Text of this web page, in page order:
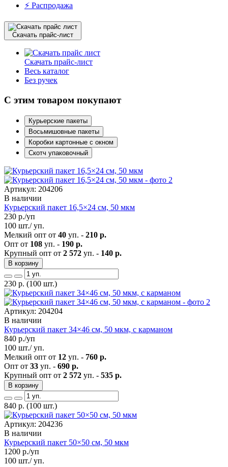
⚡️ Распродажа
Скачать прайс-лист
Скачать прайс-лист
Весь каталог
Без ручек
С этим товаром покупают
Курьерские пакеты
Восьмишовные пакеты
Коробки картонные с окном
Скотч упаковочный
Артикул: 204206
В наличии
Курьерский пакет 16,5×24 см, 50 мкм
230 р./уп
100 шт./ уп.
Мелкий опт от 40 уп. - 210 р.
Опт от 108 уп. - 190 р.
Крупный опт от 2 572 уп. - 140 р.
В корзину
230 р. (100 шт.)
Артикул: 204204
В наличии
Курьерский пакет 34×46 см, 50 мкм, с карманом
840 р./уп
100 шт./ уп.
Мелкий опт от 12 уп. - 760 р.
Опт от 33 уп. - 690 р.
Крупный опт от 2 572 уп. - 535 р.
В корзину
840 р. (100 шт.)
Артикул: 204236
В наличии
Курьерский пакет 50×50 см, 50 мкм
1200 р./уп
100 шт./ уп.